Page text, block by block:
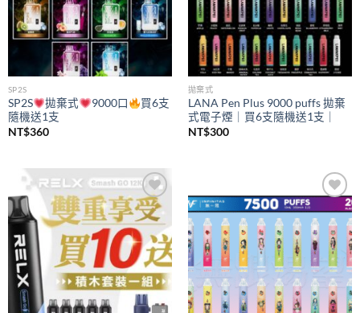
SP2S
SP2S 拋棄式 9000口
買6支
隨機送1支
NT$360
拋棄式
LANA Pen Plus 9000 puffs 拋棄
式電子煙｜買6支隨機送1支｜
NT$300
Add to
wishlist
Add to
wishlist